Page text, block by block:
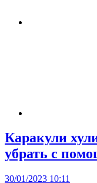
Каракули
убрать с
30/01/2023 10:11